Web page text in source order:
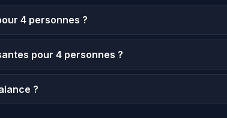
4 personnes ?
pour 4 personnes ?
?